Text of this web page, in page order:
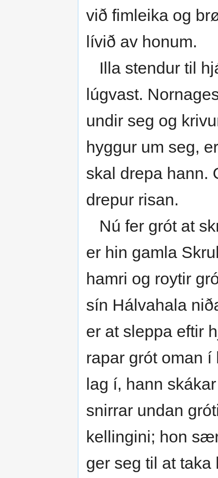
við fimleika og
lívið av honum.
Illa stendur til
lúgvast.
undir seg og
hyggur um seg,
skal drepa hann.
drepur risan.
Nú fer grót at
er hin gamla
hamri og roytir
sín Hálvahala
er at sleppa eftir
rapar grót oman
lag í, hann
snirrar undan
kellingini; hon
ger seg til at